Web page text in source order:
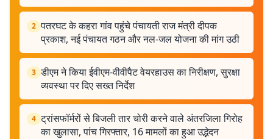
2 पतरघट के कहरा गांव पहुंचे पंचायती राज मंत्री दीपक
प्रकाश, नई पंचायत गठन और नल-जल योजना की मांग उठी
3 डीएम ने किया ईवीएम-वीवीपैट वेयरहाउस का निरीक्षण, सुरक्षा
व्यवस्था पर दिए सख्त निर्देश
4 ट्रांसफॉर्मरों से बिजली तार चोरी करने वाले अंतरजिला गिरोह
का खुलासा, पांच गिरफ्तार, 16 मामलों का हुआ उद्भेदन